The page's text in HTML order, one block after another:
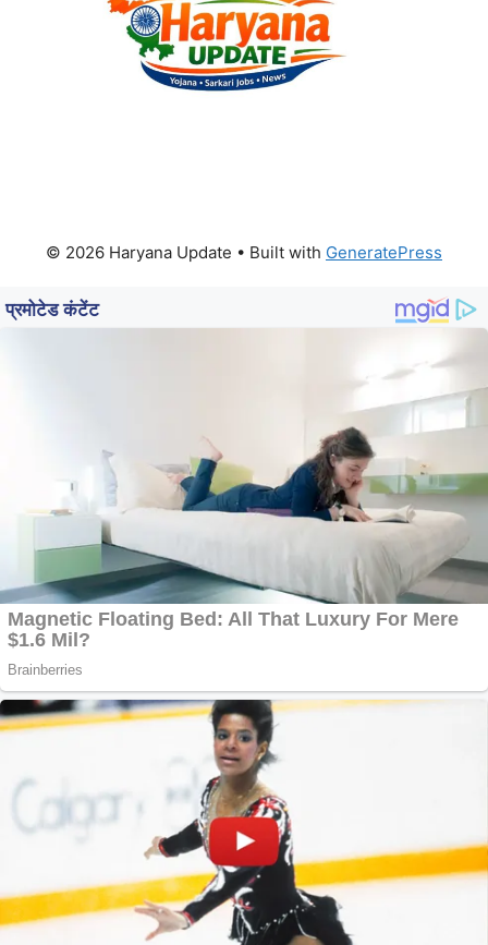
© 2026 Haryana Update • Built with GeneratePress